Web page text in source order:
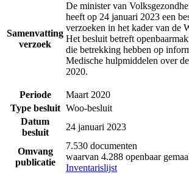
Samenvatting
verzoek
De minister van
heeft op 24 januari 2023 een
verzoeken in het kader van de
Het besluit betreft
die betrekking hebben op
Medische hulpmiddelen over
2020.
Periode
Maart 2020
Type besluit Woo-besluit
Datum
besluit
24 januari 2023
Omvang
publicatie
7.530 documenten
waarvan 4.288 openbaar
Inventarislijst